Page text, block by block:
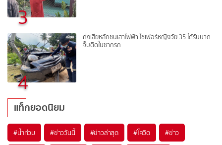
3
4
เก๋งเสียหลักชนเสาไฟฟ้า โชเฟอร์หญิงวัย 35 ได้รับบาด
เจ็บติดในซากรถ
แท็กยอดนิยม
#น้ำท่วม #ข่าววันนี้ #ข่าวล่าสุด #โควิด #ข่าว